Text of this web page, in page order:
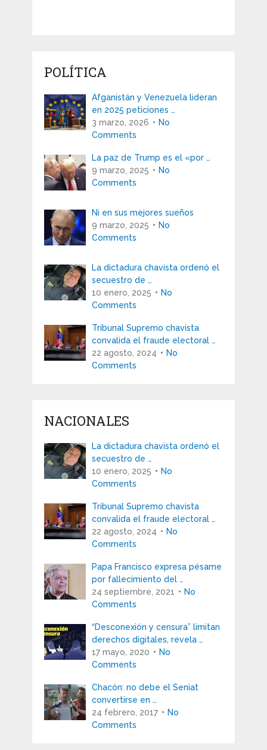
POLÍTICA
Afganistán y Venezuela lideran
en 2025 peticiones …
3 marzo, 2026
No
Comments
La paz de Trump es el «por …
9 marzo, 2025
No
Comments
Ni en sus mejores sueños
9 marzo, 2025
No
Comments
La dictadura chavista ordenó el
secuestro de …
10 enero, 2025
No
Comments
Tribunal Supremo chavista
convalida el fraude electoral …
22 agosto, 2024
No
Comments
NACIONALES
La dictadura chavista ordenó el
secuestro de …
10 enero, 2025
No
Comments
Tribunal Supremo chavista
convalida el fraude electoral …
22 agosto, 2024
No
Comments
Papa Francisco expresa pésame
por fallecimiento del …
24 septiembre, 2021
No
Comments
“Desconexión y censura” limitan
derechos digitales, revela …
17 mayo, 2020
No
Comments
Chacón: no debe el Seniat
convertirse en …
24 febrero, 2017
No
Comments